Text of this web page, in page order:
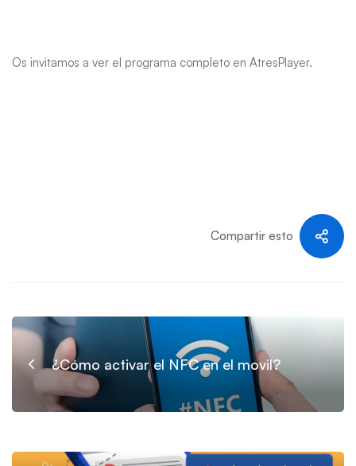
Os invitamos a ver el programa completo en AtresPlayer.
Compartir esto
¿Cómo activar el NFC en el movil?